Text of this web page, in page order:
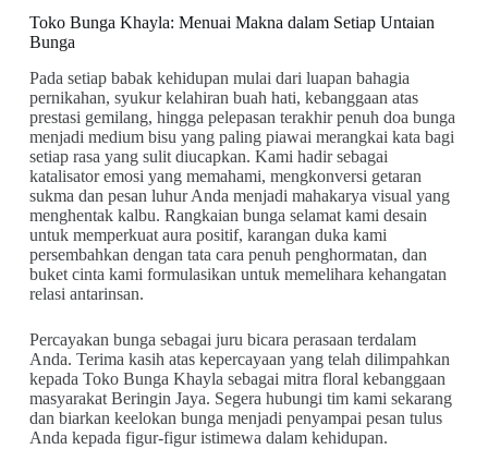
Toko Bunga Khayla: Menuai Makna dalam Setiap Untaian
Bunga
Pada setiap babak kehidupan mulai dari luapan bahagia
pernikahan, syukur kelahiran buah hati, kebanggaan atas
prestasi gemilang, hingga pelepasan terakhir penuh doa bunga
menjadi medium bisu yang paling piawai merangkai kata bagi
setiap rasa yang sulit diucapkan. Kami hadir sebagai
katalisator emosi yang memahami, mengkonversi getaran
sukma dan pesan luhur Anda menjadi mahakarya visual yang
menghentak kalbu. Rangkaian bunga selamat kami desain
untuk memperkuat aura positif, karangan duka kami
persembahkan dengan tata cara penuh penghormatan, dan
buket cinta kami formulasikan untuk memelihara kehangatan
relasi antarinsan.
Percayakan bunga sebagai juru bicara perasaan terdalam
Anda. Terima kasih atas kepercayaan yang telah dilimpahkan
kepada Toko Bunga Khayla sebagai mitra floral kebanggaan
masyarakat Beringin Jaya. Segera hubungi tim kami sekarang
dan biarkan keelokan bunga menjadi penyampai pesan tulus
Anda kepada figur-figur istimewa dalam kehidupan.